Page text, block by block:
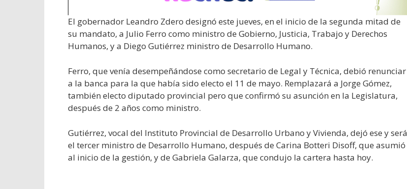
El gobernador Leandro Zdero designó este jueves, en el inicio de la segunda mitad de
su mandato, a Julio Ferro como ministro de Gobierno, Justicia, Trabajo y Derechos
Humanos, y a Diego Gutiérrez ministro de Desarrollo Humano.
Ferro, que venía desempeñándose como secretario de Legal y Técnica, debió renunciar
a la banca para la que había sido electo el 11 de mayo. Remplazará a Jorge Gómez,
también electo diputado provincial pero que confirmó su asunción en la Legislatura,
después de 2 años como ministro.
Gutiérrez, vocal del Instituto Provincial de Desarrollo Urbano y Vivienda, dejó ese y será
el tercer ministro de Desarrollo Humano, después de Carina Botteri Disoff, que asumió
al inicio de la gestión, y de Gabriela Galarza, que condujo la cartera hasta hoy.